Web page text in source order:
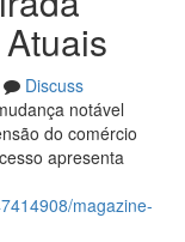
Discuss
notável
do comércio
apresenta
magazine-